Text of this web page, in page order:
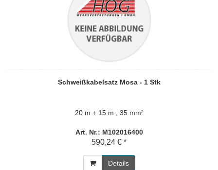
Schweißkabelsatz Mosa - 1 Stk
20 m + 15 m , 35 mm²
Art. Nr.: M102016400
590,24 € *
Details